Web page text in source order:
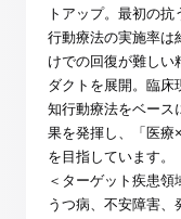
トアップ。最初の
行動療法の実施率は
けでの回復が難しい
ダクトを展開。臨床
知行動療法をベース
果を発揮し、「医療
を目指しています。
＜ターゲット疾患領
うつ病、不安障害